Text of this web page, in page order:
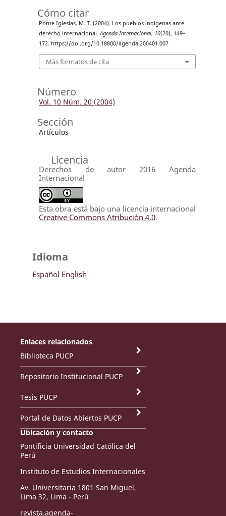
Cómo citar
Ponte Iglesias, M. T. (2004). Los pueblos indígenas ante
derecho internacional.Agenda Internacional, 10(20), 149–
172. https://doi.org/10.18800/agenda.200401.007
Más formatos de cita
Número
Vol. 10 Núm. 20 (2004)
Sección
Artículos
Licencia
Derechos de autor 2016 Agenda
Internacional
Esta obra está bajo una licencia internacional
Creative Commons Atribución 4.0.
Idioma
Español English
Enlaces relacionados
Biblioteca PUCP
Repositorio Institucional PUCP
Tesis PUCP
Portal de Datos Abiertos PUCP
Ubicación y contacto
Pontificia Universidad Católica del
Perú
Instituto de Estudios Internacionales
Av. Universitaria 1801 San Miguel,
Lima 32, Lima - Perú
revista.agenda-